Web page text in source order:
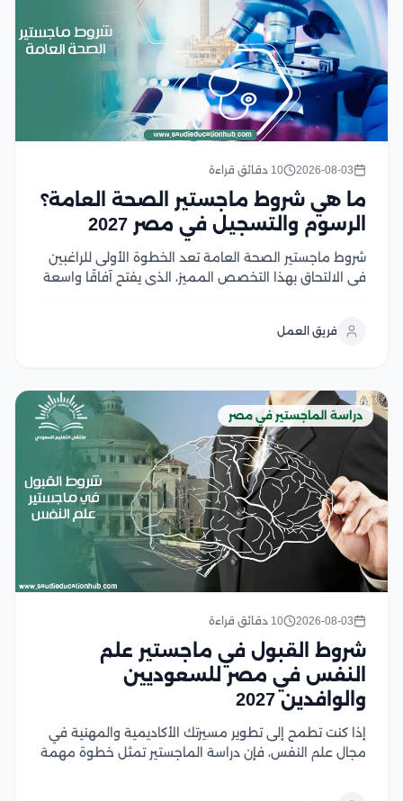
2026-08-03 10 دقائق قراءة
ما هي شروط ماجستير الصحة العامة؟
الرسوم والتسجيل في مصر 2027
شروط ماجستير الصحة العامة تعد الخطوة الأولى للراغبين
في الالتحاق بهذا التخصص المميز، الذي يفتح آفاقًا واسعة
البرنامج المناسب ومعرفة متطلبات القبول أمر ضروري...
فريق العمل
دراسة الماجستير في مصر
2026-08-03 10 دقائق قراءة
شروط القبول في ماجستير علم
النفس في مصر للسعوديين
والوافدين 2027
إذا كنت تطمح إلى تطوير مسيرتك الأكاديمية والمهنية في
مجال علم النفس، فإن دراسة الماجستير تمثل خطوة مهمة